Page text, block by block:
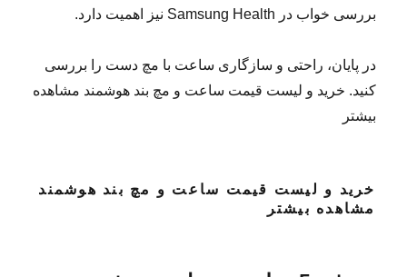
بررسی خواب در Samsung Health نیز اهمیت دارد.
در پایان، راحتی و سازگاری ساعت با مچ دست را بررسی
کنید. خرید و لیست قیمت ساعت و مچ بند هوشمند مشاهده
بیشتر
خرید و لیست قیمت ساعت و مچ بند هوشمند
مشاهده بیشتر